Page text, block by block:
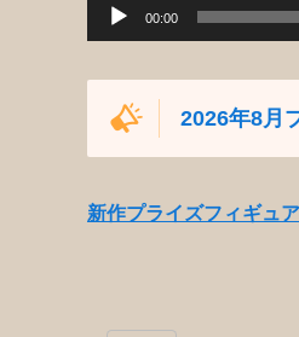
00:00
2026年8月
新作プライズフィギュ